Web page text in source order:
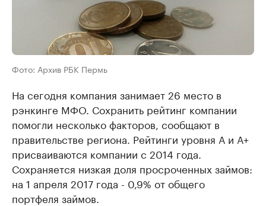
Фото: Архив РБК Пермь
На сегодня компания занимает 26 место в
рэнкинге МФО. Сохранить рейтинг компании
помогли несколько факторов, сообщают в
правительстве региона. Рейтинги уровня А и А+
присваиваются компании с 2014 года.
Сохраняется низкая доля просроченных займов:
на 1 апреля 2017 года - 0,9% от общего
портфеля займов.